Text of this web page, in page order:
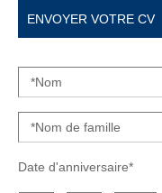
ENVOYER VOTRE CV
Date d'anniversaire*